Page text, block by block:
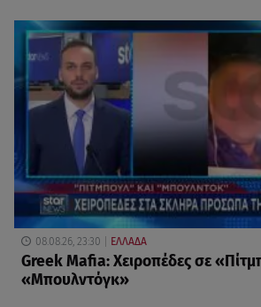
08.08.26, 23:30 ΕΛΛΑΔΑ
Greek Mafia: Χειροπέδες σε
«Μπουλντόγκ»